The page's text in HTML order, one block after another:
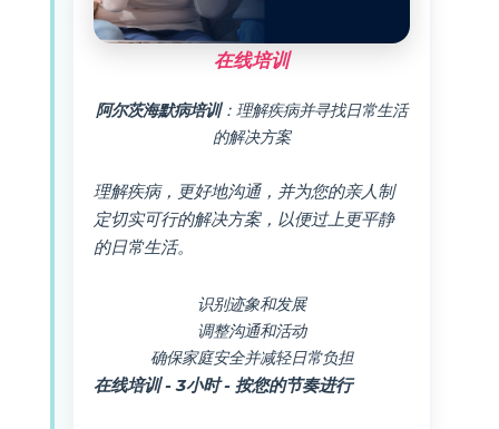
在线培训
阿尔茨海默病培训：理解疾病并寻找日常生活
的解决方案
理解疾病，更好地沟通，并为您的亲人制
定切实可行的解决方案，以便过上更平静
的日常生活。
识别迹象和发展
调整沟通和活动
确保家庭安全并减轻日常负担
在线培训 - 3小时 - 按您的节奏进行